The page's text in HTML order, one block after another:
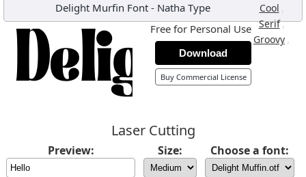
Delight Murfin Font - Natha Type Cool ,
Serif,
Groovy ,
Free for Personal Use
Download
Buy Commercial License
Laser Cutting
Preview: Size: Choose a font: